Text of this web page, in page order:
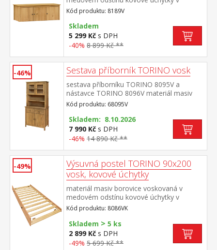
barevném provedení černěná
mosaz nástavec pro skříň 8089V
Kód produktu: 8189V
Skladem
5 299 Kč s DPH
-40% 8 899 Kč **
-46% Sestava příborník TORINO vosk
sestava příborníku TORINO 8095V a
nástavce TORINO 8096V materiál masiv
borovice voskovaná v medovém
odstínu kovové úchytky v barevném
provedení černěná mosaz příborník: 2
zásuvky s kovovými pojezdy, 2 plné dveře,
1 police nástavec: 2 prosklené dveře, 1
80 cm rozměr nástavce (š/h/v) 90 × 33 ×
100 cm
Kód produktu: 68095V
Skladem: 8.10.2026
7 990 Kč s DPH
-46% 14 890 Kč **
-49%
Výsuvná postel TORINO 90x200
vosk, kovové úchytky
materiál masiv borovice voskovaná v
medovém odstínu kovové úchytky v
barevném provedení černěná
mosaz výsuvná na kolečkách, cena bez
matrace maximální doporučená výška
matrace 14 cm doporučený rozměr
matrace 90 × 200 cm vhodná jako výsuvná
Kód produktu: 8086VK
Skladem > 5 ks
2 899 Kč s DPH
-49% 5 699 Kč **